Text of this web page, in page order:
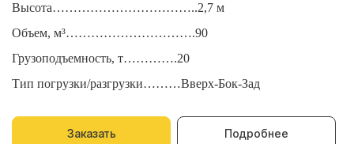
Высота……………………………..2,7 м
Объем, м³………………………….90
Грузоподъемность, т………….20
Тип погрузки/разгрузки………Вверх-Бок-Зад
Заказать Подробнее